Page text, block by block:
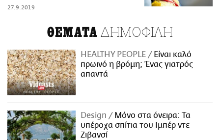
27.9.2019
ΘΕΜΑΤΑ ΔΗΜΟΦΙΛΗ
HEALTHY PEOPLE
Είναι καλό
πρωινό η βρόμη; Ένας γιατρός
απαντά
Design
Μόνο στα όνειρα: Τα
υπέροχα σπίτια του Ιμπέρ ντε
Ζιβανσί